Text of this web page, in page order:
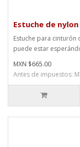
Estuche de
Estuche para cinturón
puede estar
MXN $665.00
Antes de impuestos: